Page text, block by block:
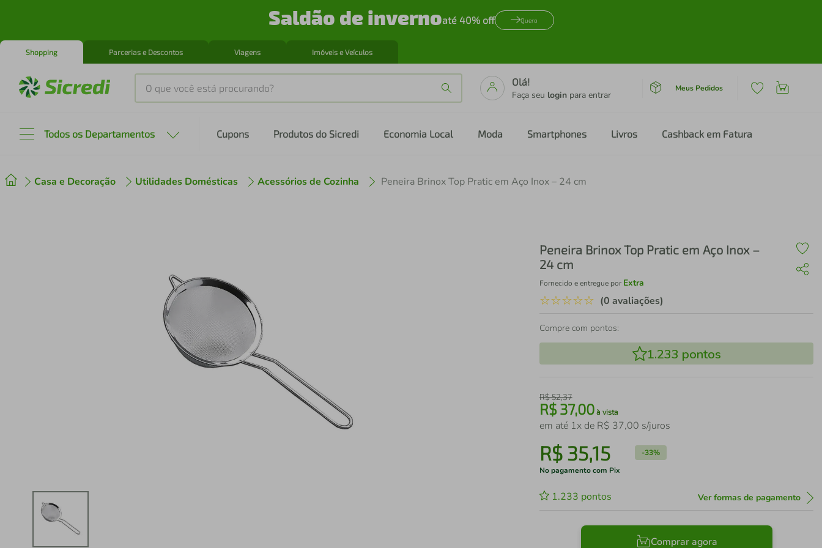
Saldão de invernoaté 40% off Quero
Shopping Parcerias e Descontos Viagens Imóveis e Veículos
O que você está procurando?
Olá!
Faça seu login para entrar
Meus Pedidos
Todos os Departamentos Cupons Produtos do Sicredi Economia Local Moda Smartphones Livros Cashback em Fatura
Casa e Decoração Utilidades Domésticas Acessórios de Cozinha Peneira Brinox Top Pratic em Aço Inox – 24 cm
Peneira Brinox Top Pratic em Aço Inox –
24 cm
Fornecido e entregue por Extra
☆☆☆☆☆ (0 avaliações)
Compre com pontos:
1.233 pontos
R$52,37
R$37,00 à vista
em até 1x de R$ 37,00 s/juros
R$ 35,15 -33%
No pagamento com Pix
1.233 pontos Ver formas de pagamento
Comprar agora
º cafeteira
iphone